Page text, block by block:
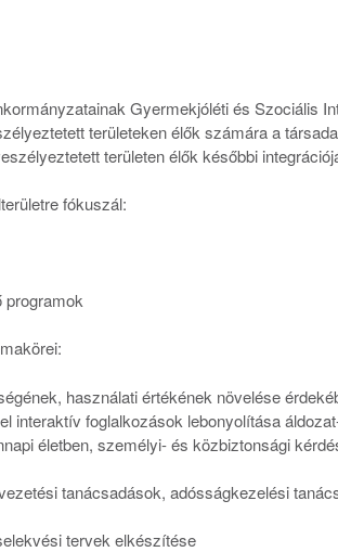
Gyermekjóléti és Szociális
területeken élők számára a
területen élők későbbi
fókuszál:
programok
használati értékének növelése
interaktív foglalkozások lebonyolítása
életben, személyi- és közbiztonsági
tanácsadások, adósságkezelési
tervek elkészítése